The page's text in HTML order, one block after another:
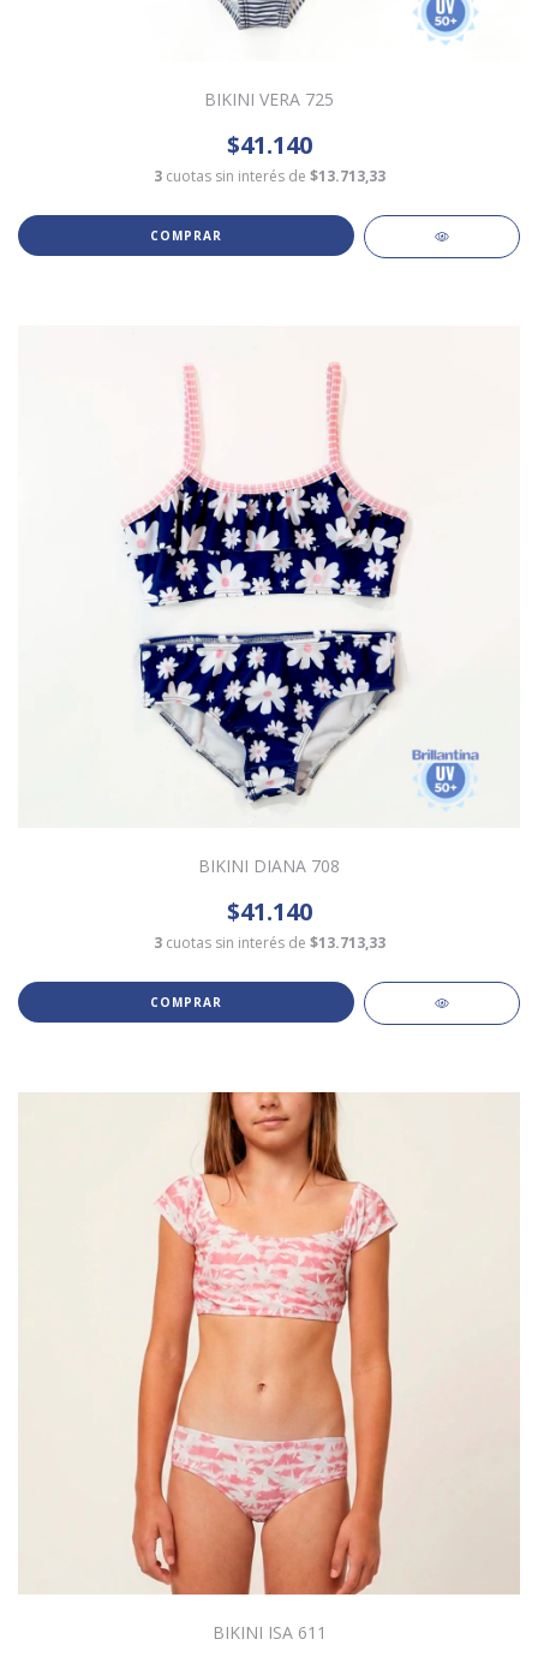
BIKINI VERA 725
$41.140
3 cuotas sin interés de $13.713,33
COMPRAR
BIKINI DIANA 708
$41.140
3 cuotas sin interés de $13.713,33
COMPRAR
BIKINI ISA 611